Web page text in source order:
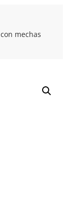
mechas